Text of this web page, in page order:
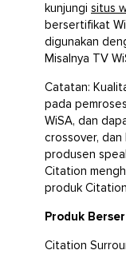
kunjungi situs
bersertifikat
digunakan
Misalnya TV
Catatan:
pada
WiSA, dan
crossover, dan
produsen
Citation
produk
Produk
Citation